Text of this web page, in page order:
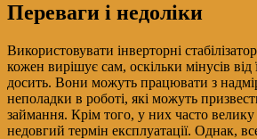
Переваги і недоліки
Використовувати інверторні
кожен вирішує сам, оскільки мінусів від
досить. Вони можуть працювати з
неполадки в роботі, які можуть
займання. Крім того, у них часто велику
недовгий термін експлуатації. Однак,